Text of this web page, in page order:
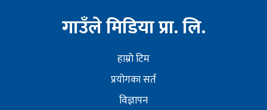
गाउँले मिडिया प्रा. लि.
हाम्राे टिम
प्रयोगका सर्त
विज्ञापन